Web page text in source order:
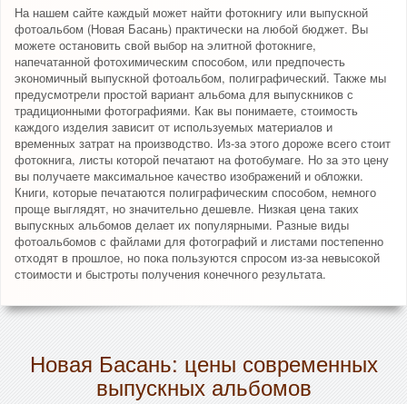
На нашем сайте каждый может найти фотокнигу или выпускной
фотоальбом (Новая Басань) практически на любой бюджет. Вы
можете остановить свой выбор на элитной фотокниге,
напечатанной фотохимическим способом, или предпочесть
экономичный выпускной фотоальбом, полиграфический. Также мы
предусмотрели простой вариант альбома для выпускников с
традиционными фотографиями. Как вы понимаете, стоимость
каждого изделия зависит от используемых материалов и
временных затрат на производство. Из-за этого дороже всего стоит
фотокнига, листы которой печатают на фотобумаге. Но за это цену
вы получаете максимальное качество изображений и обложки.
Книги, которые печатаются полиграфическим способом, немного
проще выглядят, но значительно дешевле. Низкая цена таких
выпускных альбомов делает их популярными. Разные виды
фотоальбомов с файлами для фотографий и листами постепенно
отходят в прошлое, но пока пользуются спросом из-за невысокой
стоимости и быстроты получения конечного результата.
Новая Басань: цены современных
выпускных альбомов